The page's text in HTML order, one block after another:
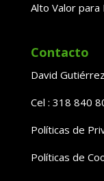
Alto Valor
Contacto
David
Cel : 318 840
Políticas de
Políticas de